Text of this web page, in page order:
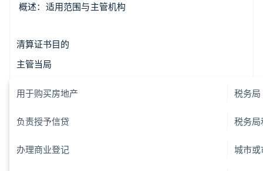
概述：适用范围与主管机构
清算证书目的
主管当局
用于购买房地产 税务局
负责授予信贷 税务
办理商业登记 城市